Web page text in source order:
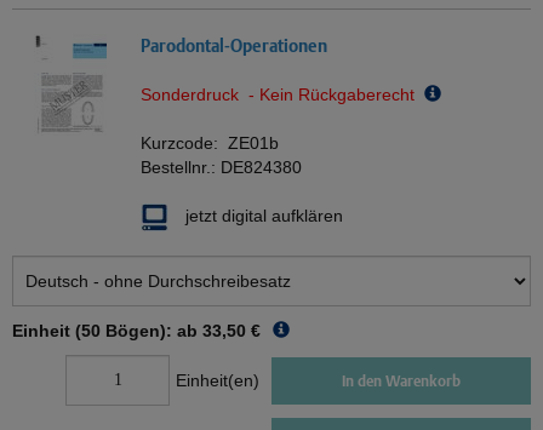
Parodontal-Operationen
Sonderdruck - Kein Rückgaberecht
Kurzcode: ZE01b
Bestellnr.: DE824380
jetzt digital aufklären
Einheit (50 Bögen): ab 33,50 €
Einheit(en) In den Warenkorb